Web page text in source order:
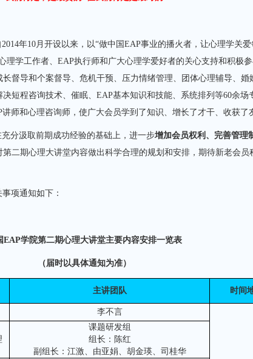
2014年10 月开设以来，以“做中国EAP事业的播火者，让心理学关爱
理学工作者、 EAP执行师和广大心理学爱好者的关心支持和积极参
督导和个案督导、危机干预、压力情绪管理、团体心理辅导、婚
短程咨询技术、催眠、 EAP基本知识和技能、系统排列等60余场
讲师和心理咨询师，使广大会员学到了知识、增长了才干、收获了
分汲取前期成功经验的基础上，进一步增加会员权利、完善管理
第二期心理大讲堂内容做出科学合理的规划和安排，期待新老会员
项通知如下：
EAP学院第二期心理大讲堂主要内容安排一览表
（届时以具体通知为准）
主讲团队 时间
李不言
课题研发组
组长：陈红
副组长：江激、由亚娟、胡金瑛、司桂华